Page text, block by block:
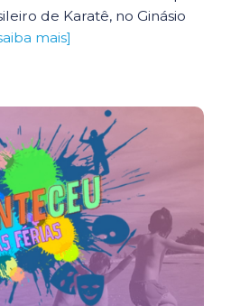
de Karatê, no Ginásio
mais]